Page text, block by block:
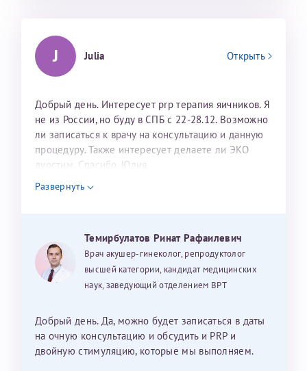
J Julia Открыть
Добрый день. Интересует prp терапия яичников. Я
не из России, но буду в СПБ с 22-28.12. Возможно
ли записаться к врачу на консультацию и данную
процедуру. Также интересует делаете ли ЭКО
дуостим. Спасибо. Юлия
Развернуть
Темирбулатов Ринат Рафаилевич
Врач акушер-гинеколог, репродуктолог
высшей категории, кандидат медицинских
наук, заведующий отделением ВРТ
Добрый день. Да, можно будет записаться в даты
на очную консультацию и обсудить и PRP и
двойную стимуляцию, которые мы выполняем.